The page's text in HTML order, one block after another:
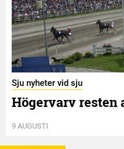
Sju nyheter vid sju
Högervarv resten
9 AUGUSTI